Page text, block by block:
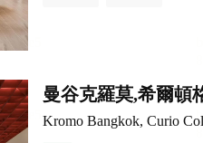
曼谷克羅莫,希爾頓
Kromo Bangkok, Curio